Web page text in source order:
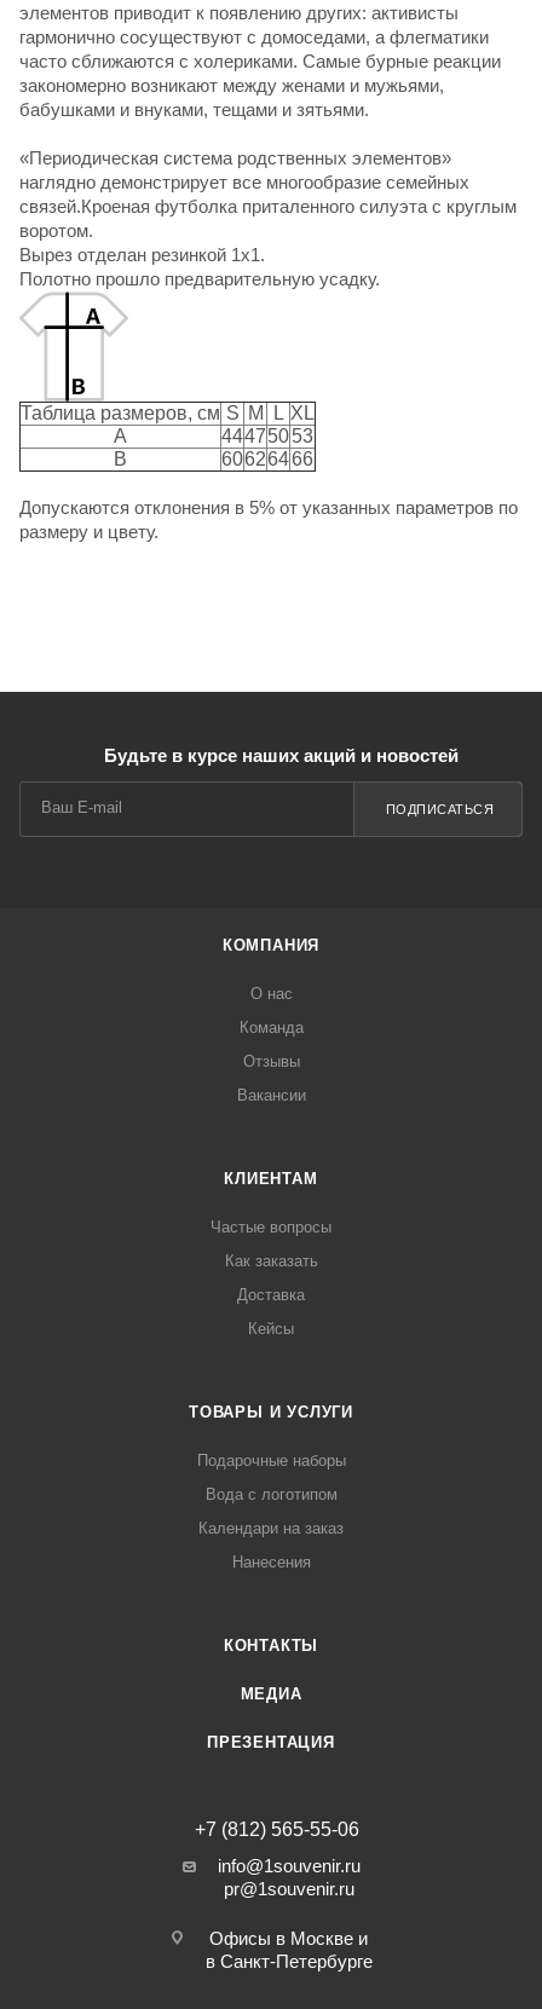
элементов приводит к появлению других: активисты
гармонично сосуществуют с домоседами, а флегматики
часто сближаются с холериками. Самые бурные реакции
закономерно возникают между женами и мужьями,
бабушками и внуками, тещами и зятьями.
«Периодическая система родственных элементов»
наглядно демонстрирует все многообразие семейных
связей.Кроеная футболка приталенного силуэта с круглым
воротом.
Вырез отделан резинкой 1х1.
Полотно прошло предварительную усадку.
Таблица размеров, см S M L XL
A
44475053
B
60626466
Допускаются отклонения в 5% от указанных параметров по
размеру и цвету.
Будьте в курсе наших акций и новостей
ПОДПИСАТЬСЯ
КОМПАНИЯ
О нас
Команда
Отзывы
Вакансии
КЛИЕНТАМ
Частые вопросы
Как заказать
Доставка
Кейсы
ТОВАРЫ И УСЛУГИ
Подарочные наборы
Вода с логотипом
Календари на заказ
Нанесения
КОНТАКТЫ
МЕДИА
ПРЕЗЕНТАЦИЯ
+7 (812) 565-55-06
info@1souvenir.ru
pr@1souvenir.ru
Офисы в Москве и
в Санкт-Петербурге